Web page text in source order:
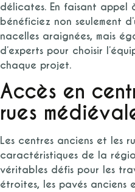
délicates. En faisant appel
bénéficiez non seulement
nacelles araignées, mais
d’experts pour choisir
chaque projet.
Accès en
rues
Les centres anciens et les
caractéristiques de la
véritables défis pour les
étroites, les pavés anciens